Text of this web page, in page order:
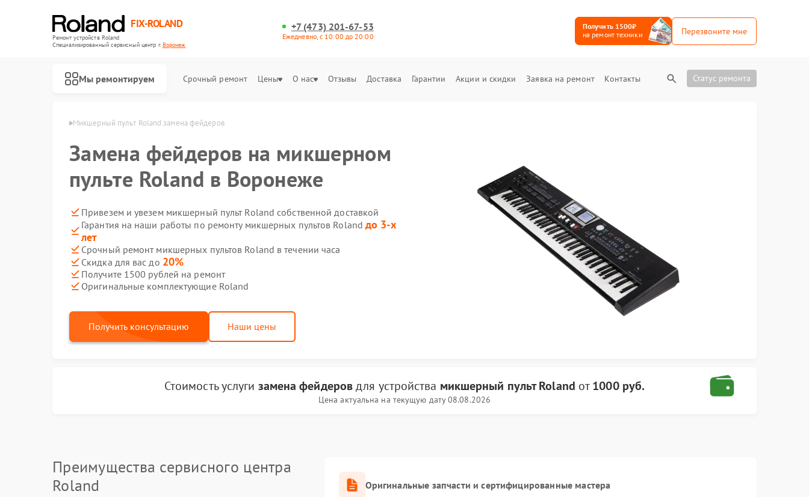
FIX-ROLAND
Ремонт устройств Roland
Специализированный cервисный центр г.Воронеж
+7 (473) 201-67-53
Ежедневно, с 10:00 до 20:00
Получить 1500₽
на ремонт техники
Перезвоните мне
Мы ремонтируем Срочный ремонт Цены О нас Отзывы Доставка Гарантии Акции и скидки Заявка на ремонт Контакты Статус ремонта
Микшерный пульт Roland замена фейдеров
Замена фейдеров на микшерном
пульте Roland в Воронеже
Привезем и увезем микшерный пульт Roland собственной доставкой
Гарантия на наши работы по ремонту микшерных пультов Roland до 3-х
лет
Срочный ремонт микшерных пультов Roland в течении часа
Скидка для вас до 20%
Получите 1500 рублей на ремонт
Оригинальные комплектующие Roland
Получить консультацию Наши цены
Стоимость услуги замена фейдеровдля устройства микшерный пульт Roland от1000 руб.
Цена актуальна на текущую дату 08.08.2026
Преимущества сервисного центра
Roland
Оригинальные запчасти и сертифицированные мастера